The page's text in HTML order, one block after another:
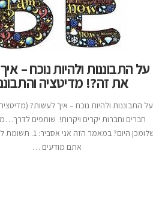
על התבוננות ולהיות נוכח –
את זה?! מדיטציה
על התבוננות ולהיות נוכח – איך לעשות?
חברים וחברות יקרים ויקרות! שותפים
אתם מודעים …